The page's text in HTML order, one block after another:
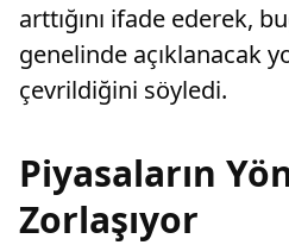
arttığını ifade ederek,
genelinde açıklanacak
çevrildiğini söyledi.
Piyasaların
Zorlaşıyor